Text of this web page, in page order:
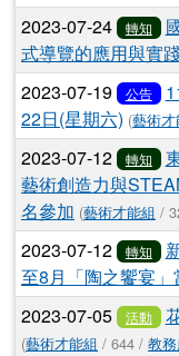
2023-07-24 轉知
式導覽的應用與實
2023-07-19 公告
22日(星期六) (藝術才
2023-07-12 轉知
藝術創造力與
名參加 (藝術才能組 /
2023-07-12 轉知
至8月「陶之饗宴
2023-07-05 活動
(藝術才能組 / 644 / 教